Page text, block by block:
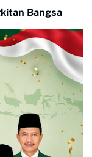
Bangsa